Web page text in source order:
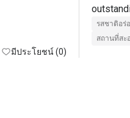
มีประโยชน์ (0)
Cafe!  👍
รสชาติอร่
สถานที่สะ